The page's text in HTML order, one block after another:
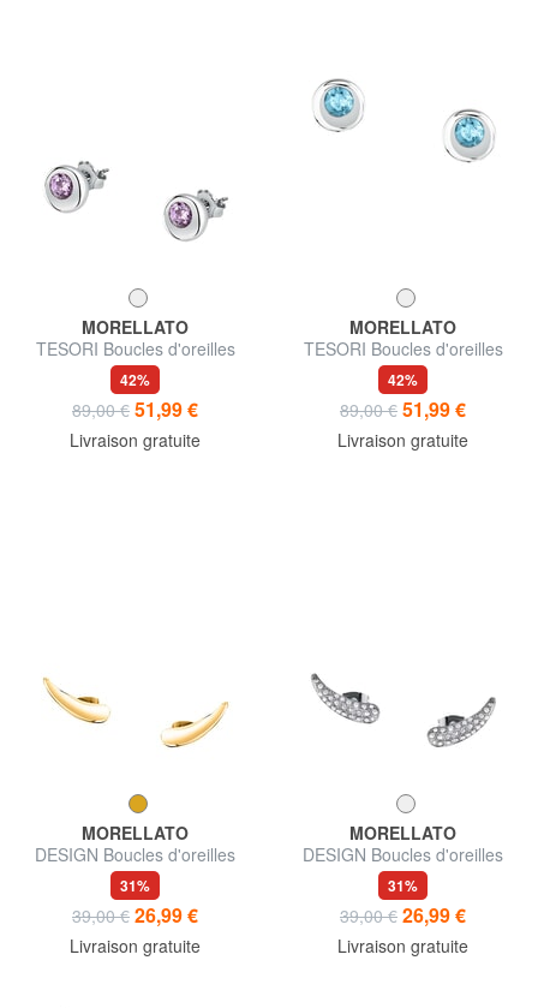
MORELLATO
TESORI Boucles d'oreilles
42%
89,00 € 51,99 €
Livraison gratuite
MORELLATO
TESORI Boucles d'oreilles
42%
89,00 € 51,99 €
Livraison gratuite
MORELLATO
DESIGN Boucles d'oreilles
31%
39,00 € 26,99 €
Livraison gratuite
MORELLATO
DESIGN Boucles d'oreilles
31%
39,00 € 26,99 €
Livraison gratuite